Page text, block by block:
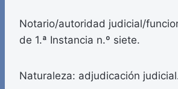
Notario/autoridad judicial/
de 1.ª Instancia n.º siete.
Naturaleza: adjudicación